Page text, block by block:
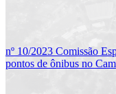
nº 10/2023 Comissão
pontos de ônibus no